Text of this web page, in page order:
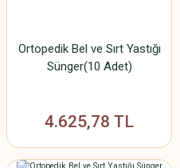
Ortopedik Bel ve Sırt Yastığı
Sünger(10 Adet)
4.625,78 TL